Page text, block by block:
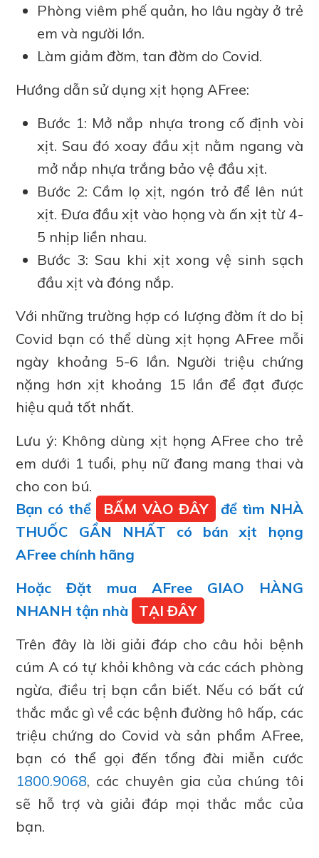
Phòng viêm phế quản, ho lâu ngày ở trẻ
em và người lớn.
Làm giảm đờm, tan đờm do Covid.
Hướng dẫn sử dụng xịt họng AFree:
Bước 1: Mở nắp nhựa trong cố định vòi
xịt. Sau đó xoay đầu xịt nằm ngang và
mở nắp nhựa trắng bảo vệ đầu xịt.
Bước 2: Cầm lọ xịt, ngón trỏ để lên nút
xịt. Đưa đầu xịt vào họng và ấn xịt từ 4-
5 nhịp liền nhau.
Bước 3: Sau khi xịt xong vệ sinh sạch
đầu xịt và đóng nắp.
Với những trường hợp có lượng đờm ít do bị
Covid bạn có thể dùng xịt họng AFree mỗi
ngày khoảng 5-6 lần. Người triệu chứng
nặng hơn xịt khoảng 15 lần để đạt được
hiệu quả tốt nhất.
Lưu ý: Không dùng xịt họng AFree cho trẻ
em dưới 1 tuổi, phụ nữ đang mang thai và
cho con bú.
Bạn có thể
BẤM VÀO ĐÂY
để tìm NHÀ
THUỐC GẦN NHẤT có bán xịt họng
AFree chính hãng
Hoặc Đặt mua AFree GIAO HÀNG
NHANH tận nhà
TẠI ĐÂY
Trên đây là lời giải đáp cho câu hỏi bệnh
cúm A có tự khỏi không và các cách phòng
ngừa, điều trị bạn cần biết. Nếu có bất cứ
thắc mắc gì về các bệnh đường hô hấp, các
triệu chứng do Covid và sản phẩm AFree,
bạn có thể gọi đến tổng đài miễn cước
1800.9068, các chuyên gia của chúng tôi
sẽ hỗ trợ và giải đáp mọi thắc mắc của
bạn.